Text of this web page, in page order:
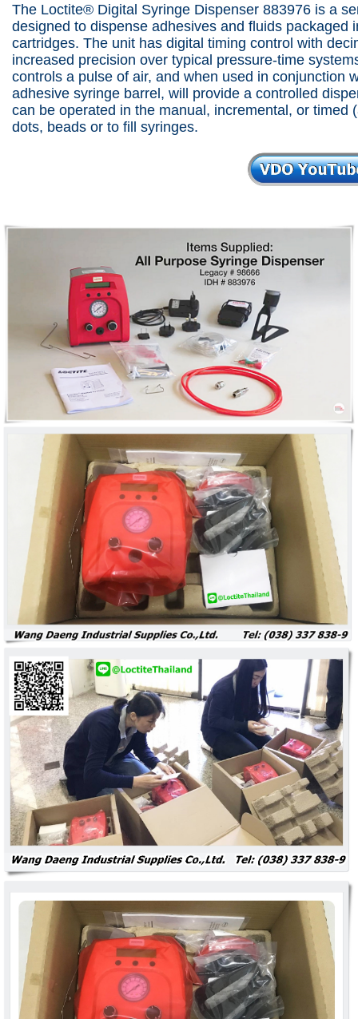
The Loctite® Digital Syringe Dispenser 883976 is a
designed to dispense adhesives and fluids packaged
cartridges. The unit has digital timing control with
increased precision over typical pressure-time
controls a pulse of air, and when used in conjunction
adhesive syringe barrel, will provide a controlled
can be operated in the manual, incremental, or timed
dots, beads or to fill syringes.